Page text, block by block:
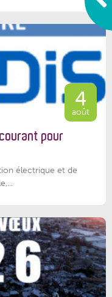
4
août
pour
électrique et de